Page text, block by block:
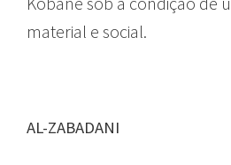
material e social.
AL-ZABADANI